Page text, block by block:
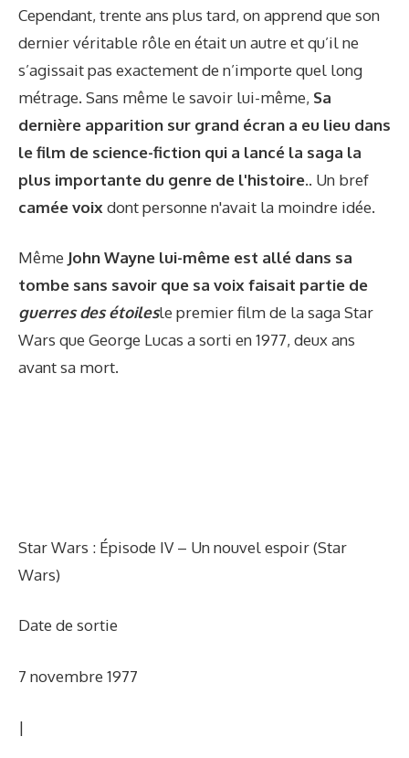
Cependant, trente ans plus tard, on apprend que son
dernier véritable rôle en était un autre et qu’il ne
s’agissait pas exactement de n’importe quel long
métrage. Sans même le savoir lui-même, Sa
dernière apparition sur grand écran a eu lieu dans
le film de science-fiction qui a lancé la saga la
plus importante du genre de l'histoire.. Un bref
camée voix dont personne n'avait la moindre idée.
Même John Wayne lui-même est allé dans sa
tombe sans savoir que sa voix faisait partie de
guerres des étoilesle premier film de la saga Star
Wars que George Lucas a sorti en 1977, deux ans
avant sa mort.
Star Wars : Épisode IV – Un nouvel espoir (Star
Wars)
Date de sortie
7 novembre 1977
|